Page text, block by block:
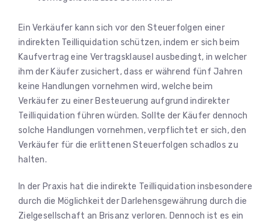
Ein Verkäufer kann sich vor den Steuerfolgen einer
indirekten Teilliquidation schützen, indem er sich beim
Kaufvertrag eine Vertragsklausel ausbedingt, in welcher
ihm der Käufer zusichert, dass er während fünf Jahren
keine Handlungen vornehmen wird, welche beim
Verkäufer zu einer Besteuerung aufgrund indirekter
Teilliquidation führen würden. Sollte der Käufer dennoch
solche Handlungen vornehmen, verpflichtet er sich, den
Verkäufer für die erlittenen Steuerfolgen schadlos zu
halten.
In der Praxis hat die indirekte Teilliquidation insbesondere
durch die Möglichkeit der Darlehensgewährung durch die
Zielgesellschaft an Brisanz verloren. Dennoch ist es ein